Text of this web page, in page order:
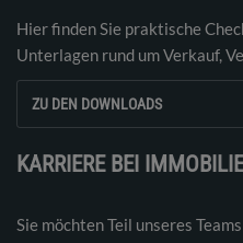
Hier finden Sie praktische
Unterlagen rund um Verkauf,
ZU DEN DOWNLOADS
KARRIERE BEI
Sie möchten Teil unseres